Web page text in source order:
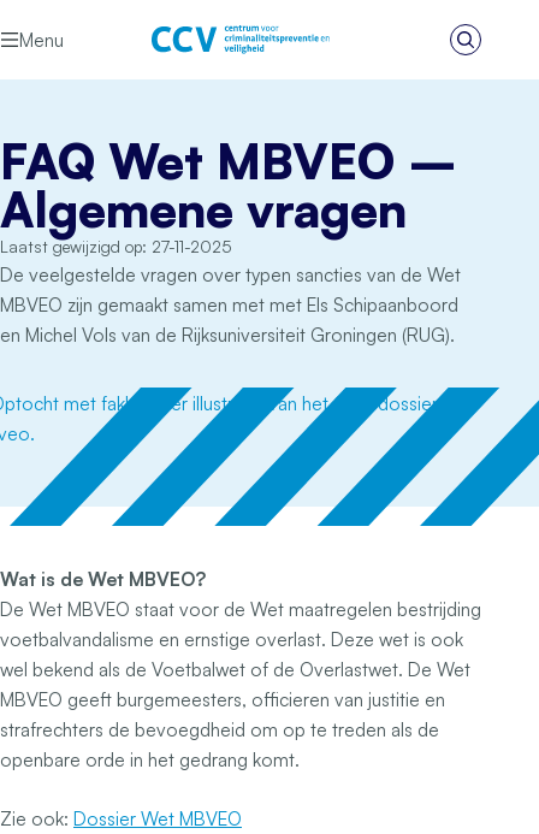
Menu
Zoeken
FAQ Wet MBVEO –
Algemene vragen
Laatst gewijzigd op: 27-11-2025
De veelgestelde vragen over typen sancties van de Wet
MBVEO zijn gemaakt samen met met Els Schipaanboord
en Michel Vols van de Rijksuniversiteit Groningen (RUG).
Wat is de Wet MBVEO?
De Wet MBVEO staat voor de Wet maatregelen bestrijding
voetbalvandalisme en ernstige overlast. Deze wet is ook
wel bekend als de Voetbalwet of de Overlastwet. De Wet
MBVEO geeft burgemeesters, officieren van justitie en
strafrechters de bevoegdheid om op te treden als de
openbare orde in het gedrang komt.
Zie ook: Dossier Wet MBVEO